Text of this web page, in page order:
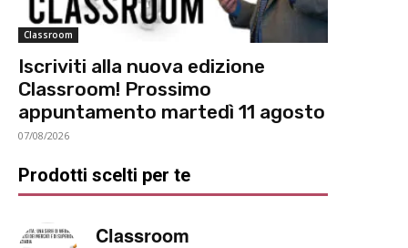
Classroom
Iscriviti alla nuova edizione
Classroom! Prossimo
appuntamento martedì 11 agosto
07/08/2026
Prodotti scelti per te
Classroom